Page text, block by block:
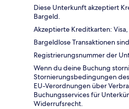
Diese Unterkunft akzeptiert
Bargeld.
Akzeptierte Kreditkarten:
Bargeldlose Transaktionen
Registrierungsnummer der
Wenn du deine Buchung
Stornierungsbedingungen
EU-Verordnungen über
Buchungsservices für
Widerrufsrecht.